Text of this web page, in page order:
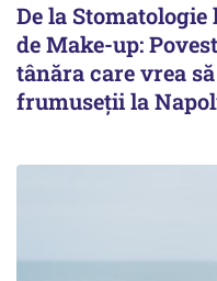
De la
de Make-up:
tânăra care vrea
frumuseții la